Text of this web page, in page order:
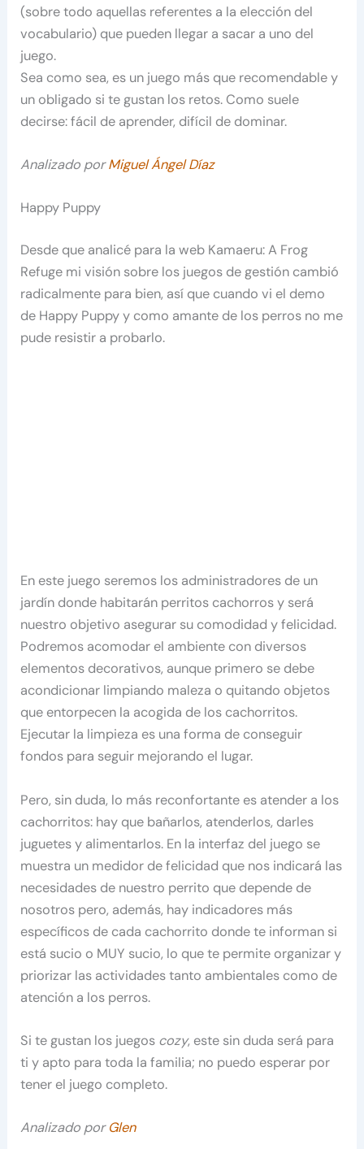
(sobre todo aquellas referentes a la elección del
vocabulario) que pueden llegar a sacar a uno del
juego.
Sea como sea, es un juego más que recomendable y
un obligado si te gustan los retos. Como suele
decirse: fácil de aprender, difícil de dominar.
Analizado porMiguel Ángel Díaz
Happy Puppy
Desde que analicé para la web Kamaeru: A Frog
Refuge mi visión sobre los juegos de gestión cambió
radicalmente para bien, así que cuando vi el demo
de Happy Puppy y como amante de los perros no me
pude resistir a probarlo.
En este juego seremos los administradores de un
jardín donde habitarán perritos cachorros y será
nuestro objetivo asegurar su comodidad y felicidad.
Podremos acomodar el ambiente con diversos
elementos decorativos, aunque primero se debe
acondicionar limpiando maleza o quitando objetos
que entorpecen la acogida de los cachorritos.
Ejecutar la limpieza es una forma de conseguir
fondos para seguir mejorando el lugar.
Pero, sin duda, lo más reconfortante es atender a los
cachorritos: hay que bañarlos, atenderlos, darles
juguetes y alimentarlos. En la interfaz del juego se
muestra un medidor de felicidad que nos indicará las
necesidades de nuestro perrito que depende de
nosotros pero, además, hay indicadores más
específicos de cada cachorrito donde te informan si
está sucio o MUY sucio, lo que te permite organizar y
priorizar las actividades tanto ambientales como de
atención a los perros.
Si te gustan los juegos cozy, este sin duda será para
ti y apto para toda la familia; no puedo esperar por
tener el juego completo.
Analizado porGlen